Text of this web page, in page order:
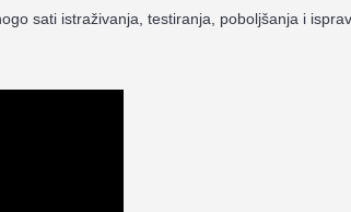
sati istraživanja, testiranja, poboljšanja i